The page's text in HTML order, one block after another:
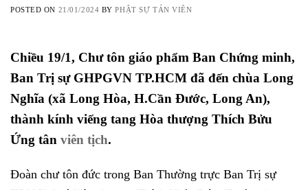
POSTED ON 21/01/2024 BYPHẬT SỰ TẢN VIÊN
Chiều 19/1, Chư tôn giáo phẩm Ban Chứng minh,
Ban Trị sự GHPGVN TP.HCM đã đến chùa Long
Nghĩa (xã Long Hòa, H.Cần Đước, Long An),
thành kính viếng tang Hòa thượng Thích Bửu
Ứng tân viên tịch.
Đoàn chư tôn đức trong Ban Thường trực Ban Trị sự